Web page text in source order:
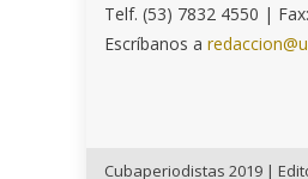
Telf. (53) 7832 4550 |
Escríbanos a
Cubaperiodistas 2019 |